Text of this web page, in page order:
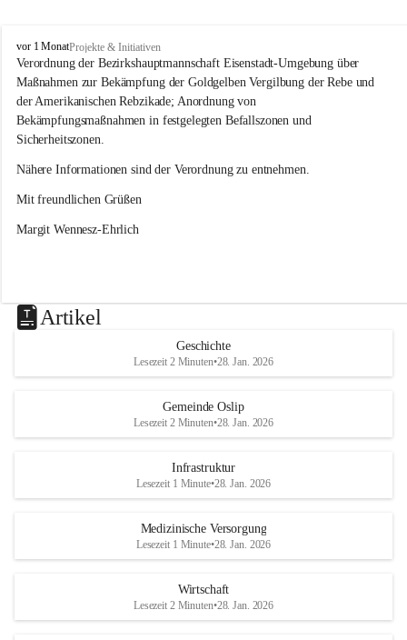
O
s
l
i
p
vor 1 MonatProjekte & Initiativen
Verordnung der Bezirkshauptmannschaft Eisenstadt-Umgebung über
Maßnahmen zur Bekämpfung der Goldgelben Vergilbung der Rebe und
der Amerikanischen Rebzikade; Anordnung von
Bekämpfungsmaßnahmen in festgelegten Befallszonen und
Sicherheitszonen.
Nähere Informationen sind der Verordnung zu entnehmen.
Mit freundlichen Grüßen
Margit Wennesz-Ehrlich
Artikel
Geschichte
Lesezeit 2 Minuten•28. Jan. 2026
Gemeinde Oslip
Lesezeit 2 Minuten•28. Jan. 2026
Infrastruktur
Lesezeit 1 Minute•28. Jan. 2026
Medizinische Versorgung
Lesezeit 1 Minute•28. Jan. 2026
Wirtschaft
Lesezeit 2 Minuten•28. Jan. 2026